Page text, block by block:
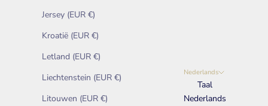
Jersey (EUR €)
Kroatië (EUR €)
Letland (EUR €)
Liechtenstein (EUR €)
Litouwen (EUR €)
Nederlands
Taal
Nederlands